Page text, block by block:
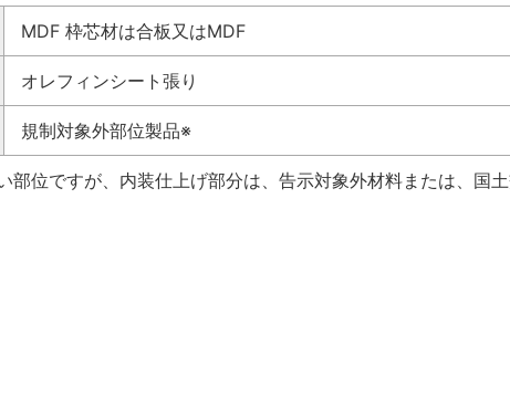
MDF 枠芯材は合板又はMDF
オレフィンシート張り
規制対象外部位製品※
部位ですが、内装仕上げ部分は、告示対象外材料または